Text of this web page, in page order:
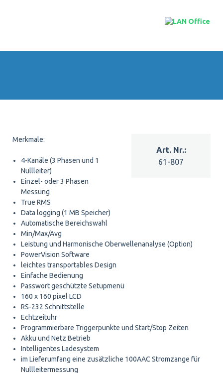
61-807
Merkmale:
4-Kanäle (3 Phasen und 1
Nullleiter)
Einzel- oder 3 Phasen
Messung
True RMS
Data logging (1 MB Speicher)
Automatische Bereichswahl
Min/Max/Avg
Leistung und Harmonische Oberwellenanalyse (Option)
PowerVision Software
leichtes transportables Design
Einfache Bedienung
Passwort geschützte Setupmenü
160 x 160 pixel LCD
RS-232 Schnittstelle
Echtzeituhr
Programmierbare Triggerpunkte und Start/Stop Zeiten
Akku und Netz Betrieb
Intelligentes Ladesystem
im Lieferumfang eine zusätzliche 100AAC Stromzange für
Nullleitermessung